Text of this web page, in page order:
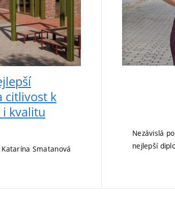
citlivost k
kvalitu
Smatanová
Nezávislá
nejlepší